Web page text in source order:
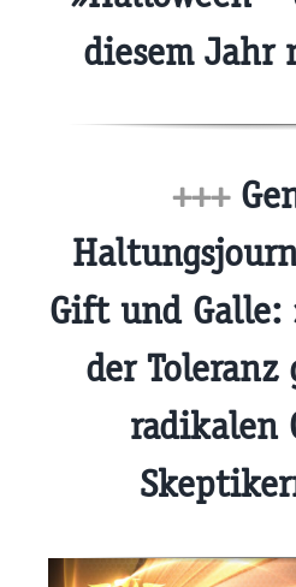
diesem Jahr
+++
Gift und Galle:
der Toleranz
radikalen